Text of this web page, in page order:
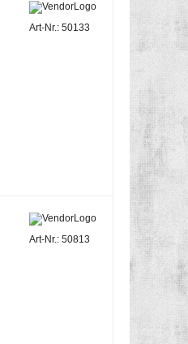
Art-Nr.: 50133
Art-Nr.: 50813